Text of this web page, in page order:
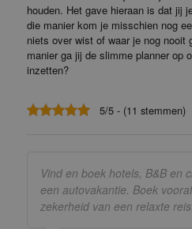
houden. Het gave hieraan is dat jij
die manier kom je misschien nog
niets over wist of waar je nog nooit
manier ga jij de slimme planner op
inzetten?
5/5 - (11 stemmen)
Vind en boek hotels, B&B en
een autovakantie. Boek
zekerheid van een relaxte